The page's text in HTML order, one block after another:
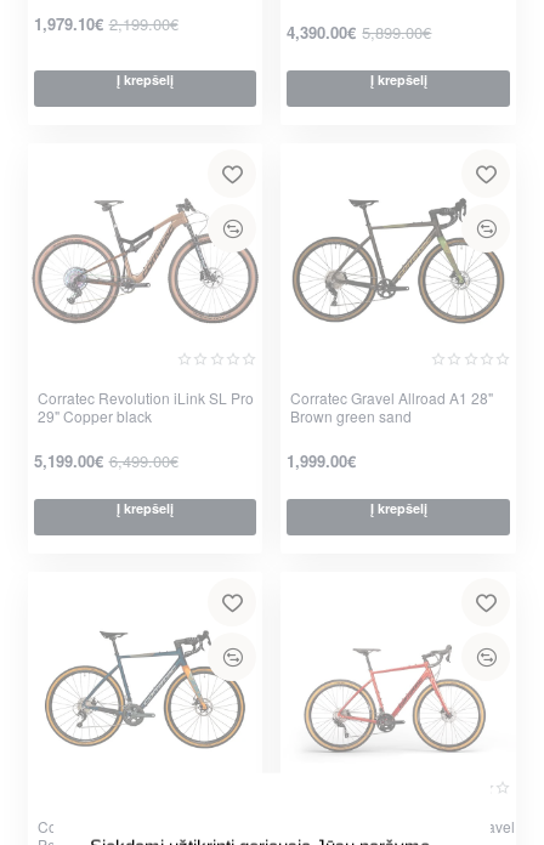
1,979.10€ 2,199.00€
Į krepšelį
4,390.00€ 5,899.00€
Į krepšelį
-20%
Corratec Revolution iLink SL Pro
29" Copper black
5,199.00€ 6,499.00€
Į krepšelį
Corratec Gravel Allroad A1 28"
Brown green sand
1,999.00€
Į krepšelį
Corratec Gravel Allroad A2 28"
Corratec Gravel 28" Allroad Travel